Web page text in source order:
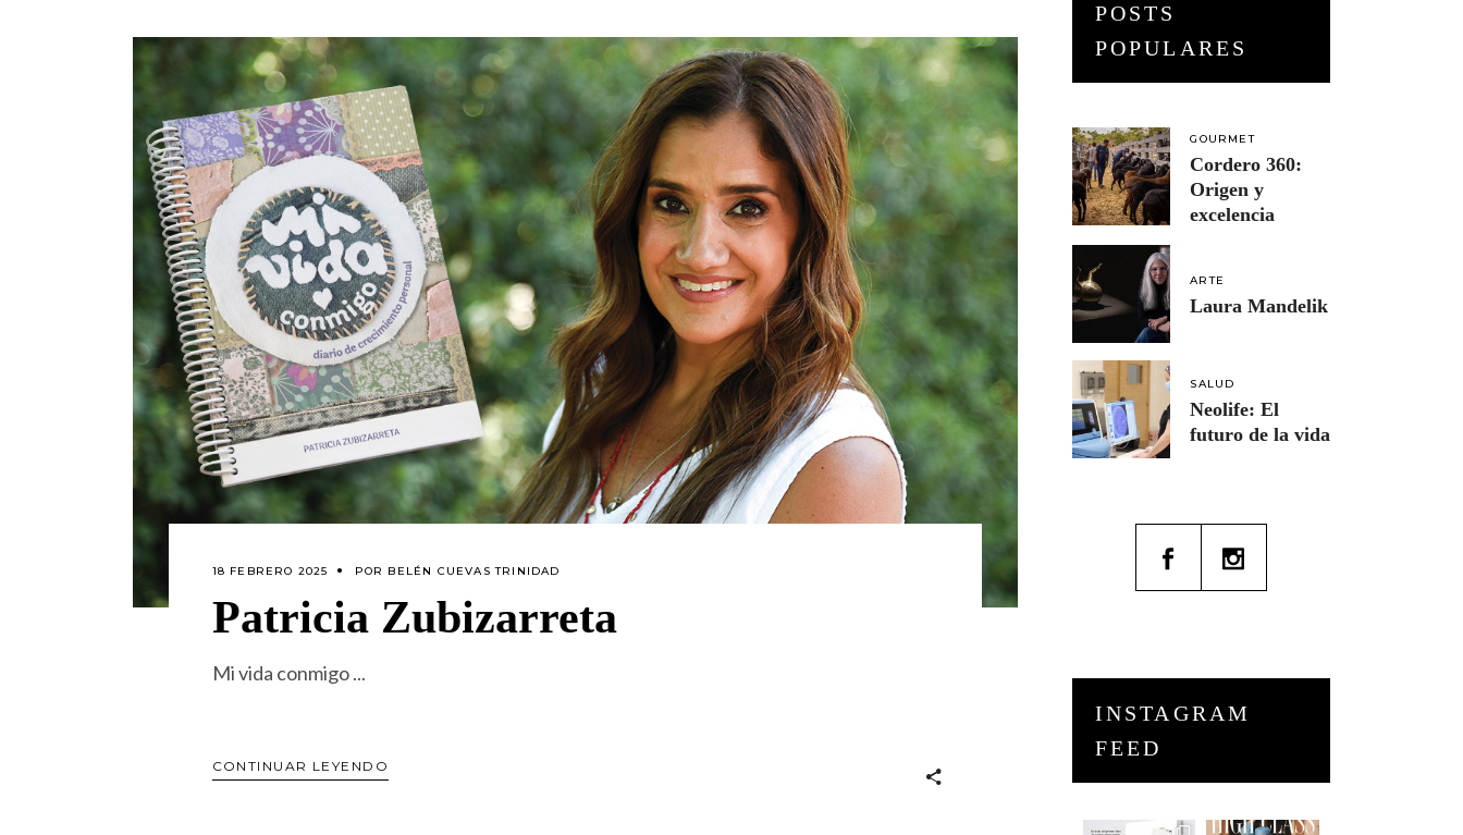
18 FEBRERO 2025 POR BELÉN CUEVAS TRINIDAD
Patricia Zubizarreta
Mi vida conmigo
CONTINUAR LEYENDO
POSTS
POPULARES
GOURMET
Cordero 360:
Origen y
excelencia
ARTE
Laura Mandelik
SALUD
Neolife: El
futuro de la vida
INSTAGRAM
FEED